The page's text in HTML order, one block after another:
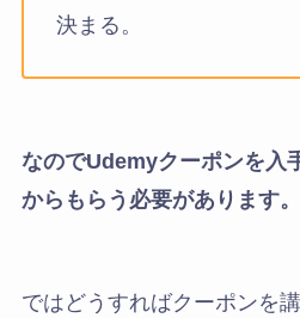
決まる。
なのでUdemyクーポンを入
からもらう必要があります。
ではどうすればクーポンを